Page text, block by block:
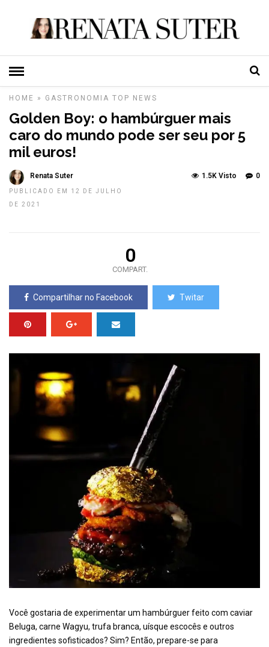
HOME » GASTRONOMIA TOP NEWS
Golden Boy: o hambúrguer mais
caro do mundo pode ser seu por 5
mil euros!
Renata Suter
PUBLICADO EM 12 DE JULHO
DE 2021
0
1.5K Visto
0
COMPART.
Compartilhar no Facebook Twitar
Você gostaria de experimentar um hambúrguer feito com caviar
Beluga, carne Wagyu, trufa branca, uísque escocês e outros
ingredientes sofisticados? Sim? Então, prepare-se para